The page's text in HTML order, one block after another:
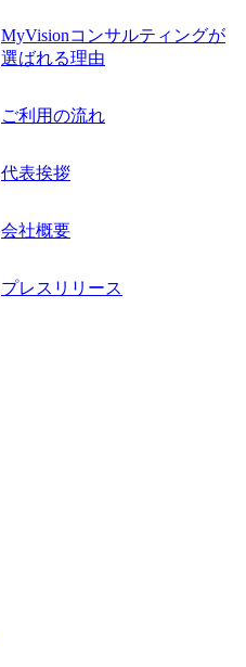
MyVisionコンサルティングが
選ばれる理由
ご利用の流れ
代表挨拶
会社概要
プレスリリース